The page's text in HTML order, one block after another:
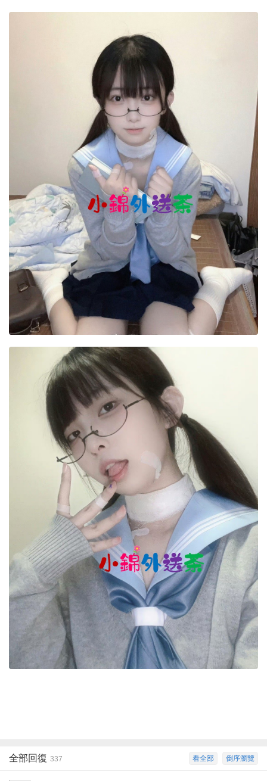
倒序瀏覽
看全部
全部回復 337